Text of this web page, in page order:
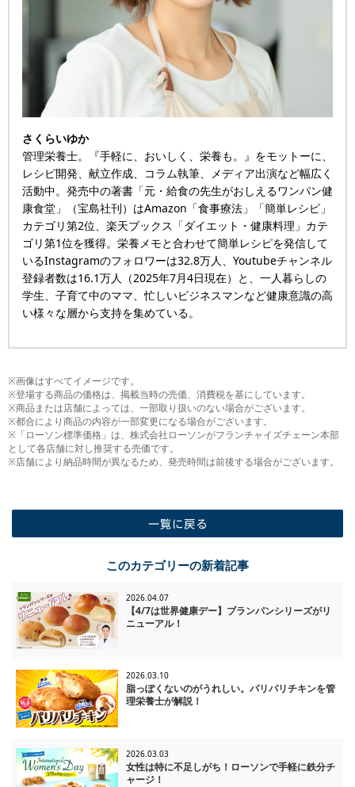
さくらいゆか
管理栄養士。『手軽に、おいしく、栄養も。』をモットーに、
レシピ開発、献立作成、コラム執筆、メディア出演など幅広く
活動中。発売中の著書「元・給食の先生がおしえるワンパン健
康食堂」（宝島社刊）はAmazon「食事療法」「簡単レシピ」
カテゴリ第2位、楽天ブックス「ダイエット・健康料理」カテ
ゴリ第1位を獲得。栄養メモと合わせて簡単レシピを発信して
いるInstagramのフォロワーは32.8万人、Youtubeチャンネル
登録者数は16.1万人（2025年7月4日現在）と、一人暮らしの
学生、子育て中のママ、忙しいビジネスマンなど健康意識の高
い様々な層から支持を集めている。
※画像はすべてイメージです。
※登場する商品の価格は、掲載当時の売価、消費税を基にしています。
※商品または店舗によっては、一部取り扱いのない場合がございます。
※都合により商品の内容が一部変更になる場合がございます。
※「ローソン標準価格」は、株式会社ローソンがフランチャイズチェーン本部
として各店舗に対し推奨する売価です。
※店舗により納品時間が異なるため、発売時間は前後する場合がございます。
このカテゴリーの新着記事
2026.04.07
【4/7は世界健康デー】ブランパンシリーズがリ
ニューアル！
2026.03.10
脂っぽくないのがうれしい。パリパリチキンを管
理栄養士が解説！
2026.03.03
女性は特に不足しがち！ローソンで手軽に鉄分チ
ャージ！